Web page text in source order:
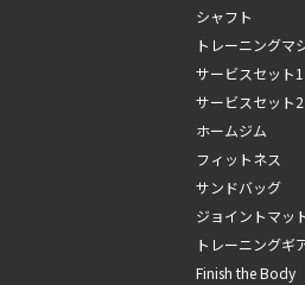
シャフト
トレーニングマ
サービスセット1
サービスセット2
ホームジム
フィットネス
サンドバッグ
ジョイントマッ
トレーニングギ
Finish the Body